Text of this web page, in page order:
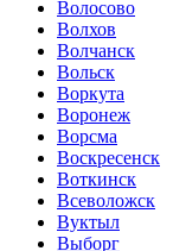
Волосово
Волхов
Волчанск
Вольск
Воркута
Воронеж
Ворсма
Воскресенск
Воткинск
Всеволожск
Вуктыл
Выборг